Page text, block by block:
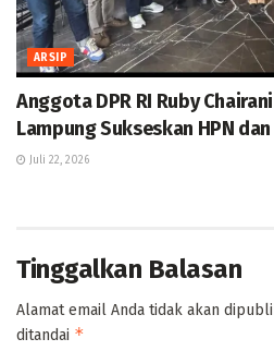
ARSIP
Anggota DPR RI Ruby
Lampung Sukseskan HPN
Juli 22, 2026
Tinggalkan Balasan
Alamat email Anda tidak akan
ditandai *